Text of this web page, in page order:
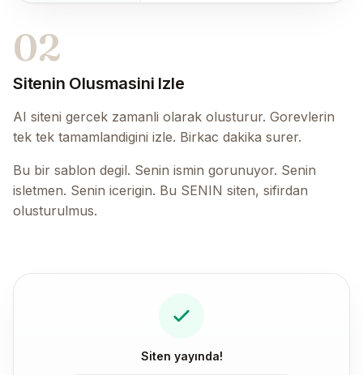
02
Sitenin Olusmasini Izle
AI siteni gercek zamanli olarak olusturur. Gorevlerin
tek tek tamamlandigini izle. Birkac dakika surer.
Bu bir sablon degil. Senin ismin gorunuyor. Senin
isletmen. Senin icerigin. Bu SENIN siten, sifirdan
olusturulmus.
Siten yayında!